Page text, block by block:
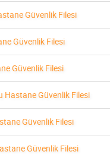
Güvenlik Filesi
Güvenlik Filesi
Güvenlik Filesi
Hastane Güvenlik Filesi
Güvenlik Filesi
Güvenlik Filesi